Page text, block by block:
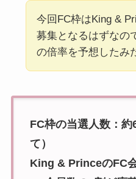
今回FC枠はKing &
募集となるはずなの
の倍率を予想したみ
FC枠の当選人数：
て）
King & PrinceのFC